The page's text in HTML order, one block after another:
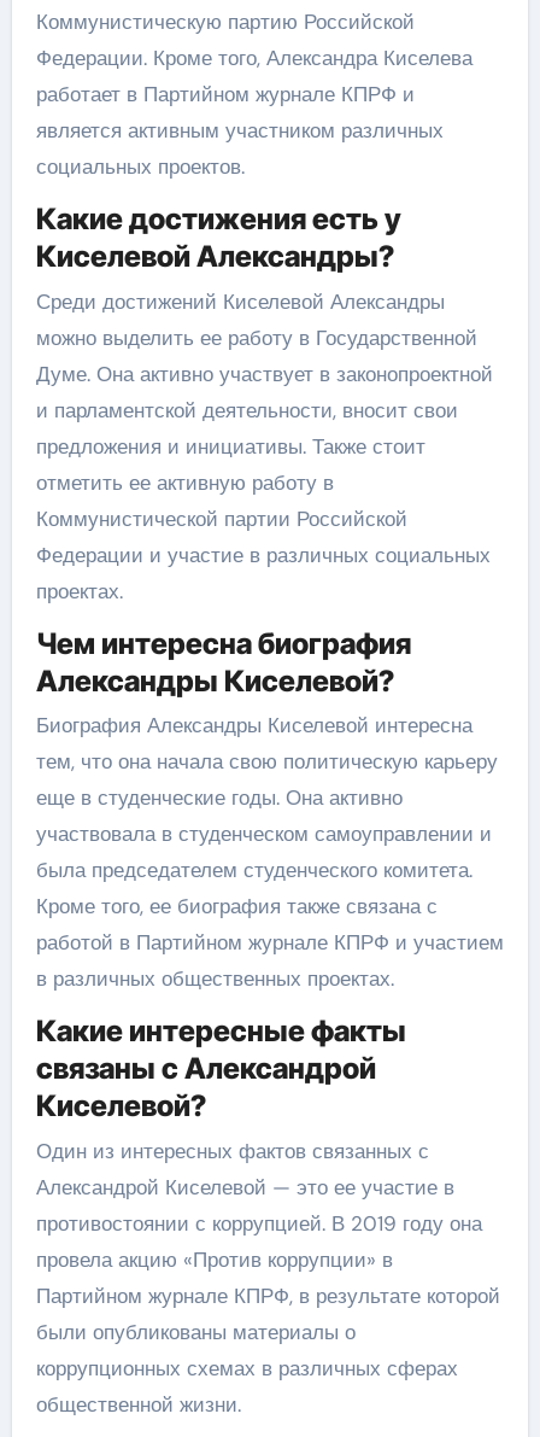
Коммунистическую партию Российской
Федерации. Кроме того, Александра Киселева
работает в Партийном журнале КПРФ и
является активным участником различных
социальных проектов.
Какие достижения есть у
Киселевой Александры?
Среди достижений Киселевой Александры
можно выделить ее работу в Государственной
Думе. Она активно участвует в законопроектной
и парламентской деятельности, вносит свои
предложения и инициативы. Также стоит
отметить ее активную работу в
Коммунистической партии Российской
Федерации и участие в различных социальных
проектах.
Чем интересна биография
Александры Киселевой?
Биография Александры Киселевой интересна
тем, что она начала свою политическую карьеру
еще в студенческие годы. Она активно
участвовала в студенческом самоуправлении и
была председателем студенческого комитета.
Кроме того, ее биография также связана с
работой в Партийном журнале КПРФ и участием
в различных общественных проектах.
Какие интересные факты
связаны с Александрой
Киселевой?
Один из интересных фактов связанных с
Александрой Киселевой — это ее участие в
противостоянии с коррупцией. В 2019 году она
провела акцию «Против коррупции» в
Партийном журнале КПРФ, в результате которой
были опубликованы материалы о
коррупционных схемах в различных сферах
общественной жизни.